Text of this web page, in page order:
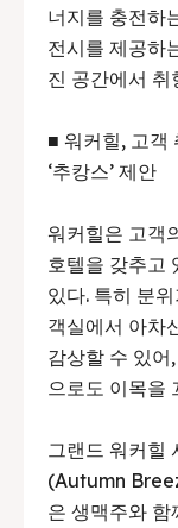
너지를 충전하
전시를 제공하
진 공간에서 취
■ 워커힐, 고객
‘추캉스’ 제안
워커힐은 고객
호텔을 갖추고
있다. 특히 분
객실에서 아차
감상할 수 있어
으로도 이목을
그랜드 워커힐
(Autumn
은 생맥주와